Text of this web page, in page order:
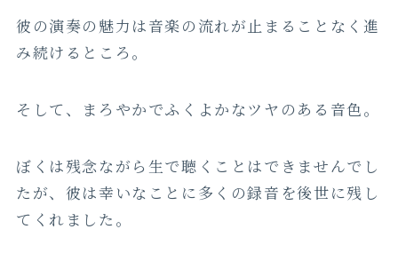
彼の演奏の魅力は音楽の流れが止まることなく進
み続けるところ。
そして、まろやかでふくよかなツヤのある音色。
ぼくは残念ながら生で聴くことはできませんでし
たが、彼は幸いなことに多くの録音を後世に残し
てくれました。